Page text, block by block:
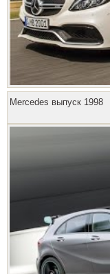
Mercedes выпуск 1998